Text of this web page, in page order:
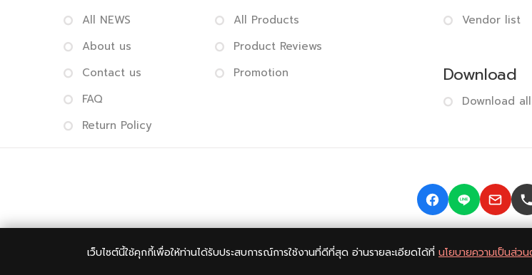
All NEWS
About us
Contact us
FAQ
Return Policy
All Products
Product Reviews
Promotion
Vendor list
Download
Download all
เว็บไซต์นี้ใช้คุกกี้เพื่อให้ท่านได้รับประสบการณ์การใช้งานที่ดีที่สุด อ่านรายละเอียดได้ที่ นโยบายความเป็นส่ว